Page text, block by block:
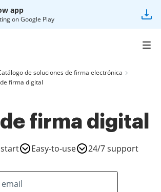
app
onGoogle Play
de soluciones de firma electrónica
firma digital
firma digital
Easy-to-use 24/7 support